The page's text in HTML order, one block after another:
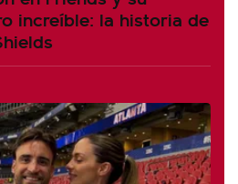
increíble: la historia de